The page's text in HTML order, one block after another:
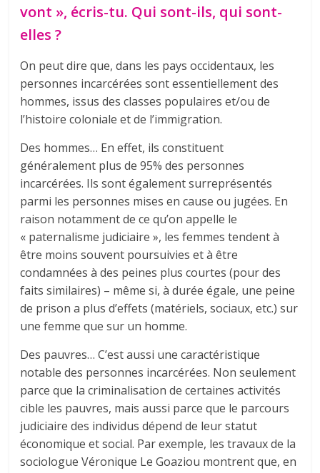
vont », écris-tu. Qui sont-ils, qui sont-
elles ?
On peut dire que, dans les pays occidentaux, les
personnes incarcérées sont essentiellement des
hommes, issus des classes populaires et/ou de
l’histoire coloniale et de l’immigration.
Des hommes… En effet, ils constituent
généralement plus de 95% des personnes
incarcérées. Ils sont également surreprésentés
parmi les personnes mises en cause ou jugées. En
raison notamment de ce qu’on appelle le
« paternalisme judiciaire », les femmes tendent à
être moins souvent poursuivies et à être
condamnées à des peines plus courtes (pour des
faits similaires) – même si, à durée égale, une peine
de prison a plus d’effets (matériels, sociaux, etc.) sur
une femme que sur un homme.
Des pauvres… C’est aussi une caractéristique
notable des personnes incarcérées. Non seulement
parce que la criminalisation de certaines activités
cible les pauvres, mais aussi parce que le parcours
judiciaire des individus dépend de leur statut
économique et social. Par exemple, les travaux de la
sociologue Véronique Le Goaziou montrent que, en